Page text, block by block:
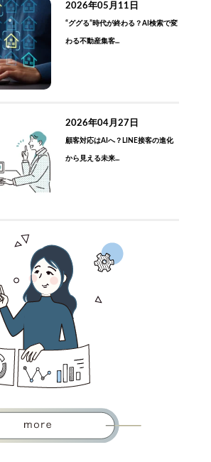
2026年05月11日
“ググる”時代が終わる？AI検索で変
わる不動産集客...
2026年04月27日
顧客対応はAIへ？LINE接客の進化
から見える未来...